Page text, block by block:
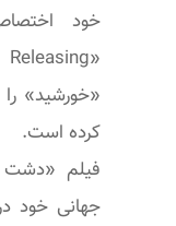
خود
«خورشید»
کرده است.
فیلم «دشت
جهانی خود